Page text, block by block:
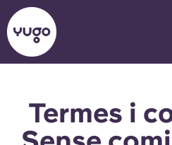
Sobre English (GB)
Termes i